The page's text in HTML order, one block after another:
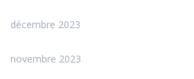
décembre 2023
novembre 2023